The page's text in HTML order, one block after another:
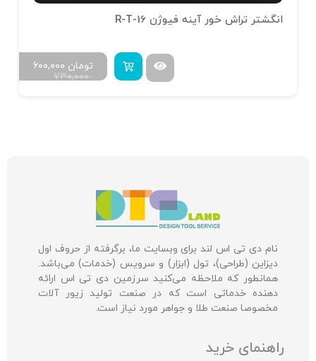
انگشتر تراش خور آینه فیوژن R-T-16
۷۳۰,۰۰۰
۶۰۰,۰۰۰ تومان
نام دی تی اس لند برای وبسایت ما، برگرفته از حروف اول
دیزاین (طراحی)، تول (ابزار) و سرویس (خدمات) می‌باشد.
همانطور که ملاحظه می‌کنید سرزمین دی تی اس ارائه
دهنده خدماتی است که در صنعت تولید زیور آلات
مخصوصا صنعت طلا و جواهر مورد نیاز است.
راهنمای خرید